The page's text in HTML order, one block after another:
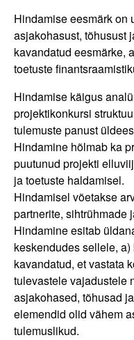
Hindamise eesmärk on
asjakohasust, tõhusust
kavandatud eesmärke,
toetuste
Hindamise käigus
projektikonkursi
tulemuste panust
Hindamine hõlmab ka
puutunud projekti
ja toetuste haldamisel.
Hindamisel võetakse
partnerite, sihtrühmade
Hindamine esitab
keskendudes sellele,
kavandatud, et vastata
tulevastele vajadustele
asjakohased, tõhusad
elemendid olid vähem
tulemuslikud.